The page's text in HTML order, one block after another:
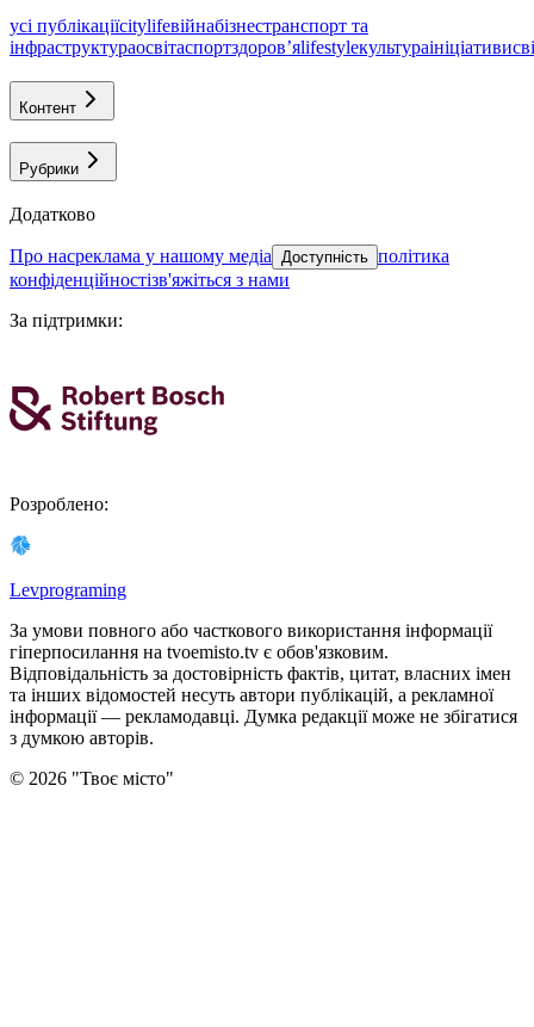
усі публікаціїcitylifeвійнабізнестранспорт та
інфраструктураосвітаспортздоровʼяlifestyleкультураініціативи
Контент
Рубрики
Додатково
про насреклама у нашому медіа Доступність політика
конфіденційностізв'яжіться з нами
За підтримки:
Розроблено:
Levprograming
За умови повного або часткового використання iнформацiї
гіперпосилання на tvoemisto.tv є обов'язковим.
Відповідальність за достовірність фактів, цитат, власних імен
та інших відомостей несуть автори публікацій, а рекламної
інформації — рекламодавці. Думка редакцiї може не збiгатися
з думкою авторiв.
© 2026 "Твоє місто"